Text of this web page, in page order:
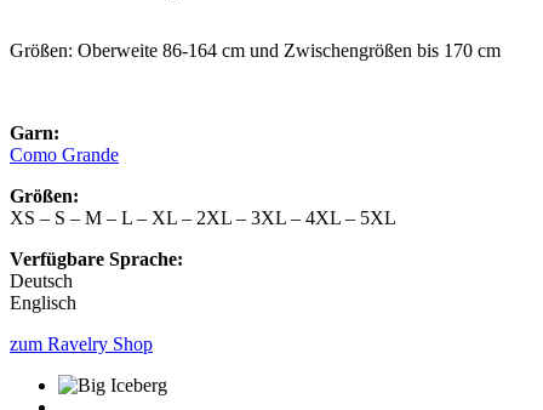
Größen: Oberweite 86-164 cm und Zwischengrößen bis 170 cm
Garn:
Como Grande
Größen:
XS – S – M – L – XL – 2XL – 3XL – 4XL – 5XL
Verfügbare Sprache:
Deutsch
Englisch
zum Ravelry Shop